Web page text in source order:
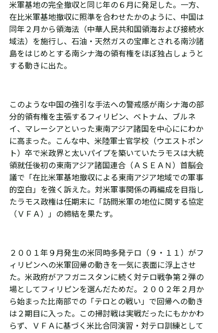
米軍基地の完全撤収と同じ年の６月に発足した。一方、
在比米軍基地撤収に照準を合わせたかのように、中国は
同年２月から領海法（中華人民共和国領海および接続水
域法）を施行し、石油・天然ガスの宝庫とされる南沙諸
島をはじめとする南シナ海の領有権をほぼ独占しょうと
する動きに出た。
このような中国の強引な手法への警戒感が南シナ海の部
分的領有権を主張するフィリピン、ベトナム、ブルネ
イ、マレーシアといった東南アジア諸国を中心ににわか
に高まった。こんな中、米陸軍士官学校（ウエストポン
ト）卒で米政界と太いパイプを築いていたラモスは大統
領就任後初の東南アジア諸国連合（ＡＳＥＡＮ）首脳会
議で「在比米軍基地撤収による東南アジア地域での軍事
的空白」を強く訴えた。対米軍事関係の再編成を目指し
たラモス政権は任期末に「訪問米軍の地位に関する協定
（ＶＦＡ）」の締結を果たす。
２００１年９月発生の米同時多発テロ（９・１１）がフ
ィリピンへの米軍回帰の動きを一気に表面に浮上させ
た。米政府がアフガニスタンに続く対テロ戦争第２弾の
場としてフィリピンを選んだためだ。２００２年２月か
ら始まった比南部での「テロとの戦い」で回帰への動き
は２期目に入った。この掃討戦は実戦だったにもかかわ
らず、ＶＦＡに基づく米比合同演習・対テロ訓練として